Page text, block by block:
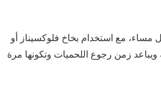
مساء، مع استخدام بخاخ فلوكسيناز أو
زمن رجوع اللحميات وتكونها مرة